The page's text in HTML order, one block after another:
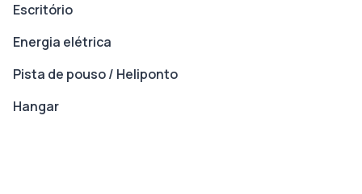
Escritório
Energia elétrica
Pista de pouso / Heliponto
Hangar